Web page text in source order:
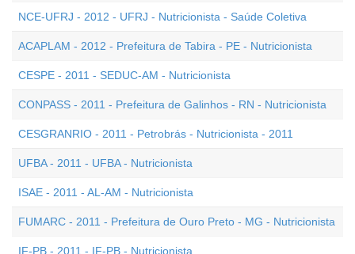
NCE-UFRJ - 2012 - UFRJ - Nutricionista - Saúde Coletiva
ACAPLAM - 2012 - Prefeitura de Tabira - PE - Nutricionista
CESPE - 2011 - SEDUC-AM - Nutricionista
CONPASS - 2011 - Prefeitura de Galinhos - RN - Nutricionista
CESGRANRIO - 2011 - Petrobrás - Nutricionista - 2011
UFBA - 2011 - UFBA - Nutricionista
ISAE - 2011 - AL-AM - Nutricionista
FUMARC - 2011 - Prefeitura de Ouro Preto - MG - Nutricionista
IF-PB - 2011 - IF-PB - Nutricionista